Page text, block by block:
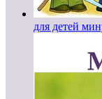
для детей